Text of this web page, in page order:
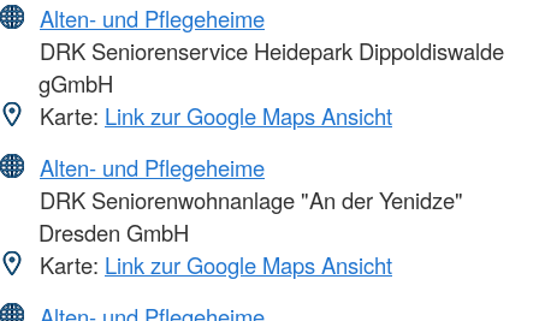
Alten- und Pflegeheime
DRK Seniorenservice Heidepark Dippoldiswalde
gGmbH
Karte: Link zur Google Maps Ansicht
Alten- und Pflegeheime
DRK Seniorenwohnanlage "An der Yenidze"
Dresden GmbH
Karte: Link zur Google Maps Ansicht